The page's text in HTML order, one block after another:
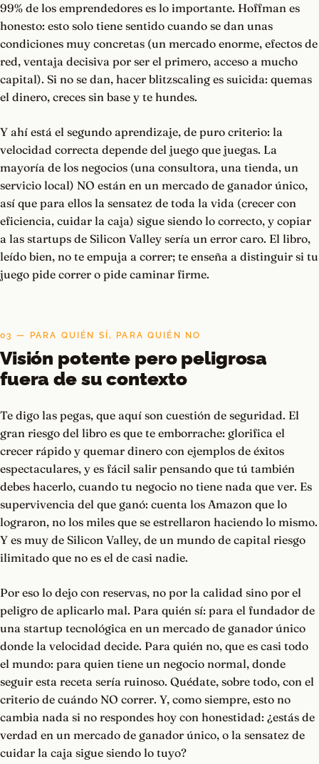
99% de los emprendedores es lo importante. Hoffman es
honesto: esto solo tiene sentido cuando se dan unas
condiciones muy concretas (un mercado enorme, efectos de
red, ventaja decisiva por ser el primero, acceso a mucho
capital). Si no se dan, hacer blitzscaling es suicida: quemas
el dinero, creces sin base y te hundes.
Y ahí está el segundo aprendizaje, de puro criterio: la
velocidad correcta depende del juego que juegas. La
mayoría de los negocios (una consultora, una tienda, un
servicio local) NO están en un mercado de ganador único,
así que para ellos la sensatez de toda la vida (crecer con
eficiencia, cuidar la caja) sigue siendo lo correcto, y copiar
a las startups de Silicon Valley sería un error caro. El libro,
leído bien, no te empuja a correr; te enseña a distinguir si tu
juego pide correr o pide caminar firme.
03 — PARA QUIÉN SÍ, PARA QUIÉN NO
Visión potente pero peligrosa
fuera de su contexto
Te digo las pegas, que aquí son cuestión de seguridad. El
gran riesgo del libro es que te emborrache: glorifica el
crecer rápido y quemar dinero con ejemplos de éxitos
espectaculares, y es fácil salir pensando que tú también
debes hacerlo, cuando tu negocio no tiene nada que ver. Es
supervivencia del que ganó: cuenta los Amazon que lo
lograron, no los miles que se estrellaron haciendo lo mismo.
Y es muy de Silicon Valley, de un mundo de capital riesgo
ilimitado que no es el de casi nadie.
Por eso lo dejo con reservas, no por la calidad sino por el
peligro de aplicarlo mal. Para quién sí: para el fundador de
una startup tecnológica en un mercado de ganador único
donde la velocidad decide. Para quién no, que es casi todo
el mundo: para quien tiene un negocio normal, donde
seguir esta receta sería ruinoso. Quédate, sobre todo, con el
criterio de cuándo NO correr. Y, como siempre, esto no
cambia nada si no respondes hoy con honestidad: ¿estás de
verdad en un mercado de ganador único, o la sensatez de
cuidar la caja sigue siendo lo tuyo?